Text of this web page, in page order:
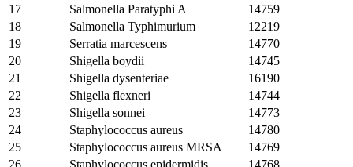
17
Salmonella Paratyphi A
14759
18
Salmonella Typhimurium
12219
19
Serratia marcescens
14770
20
Shigella boydii
14745
21
Shigella dysenteriae
16190
22
Shigella flexneri
14744
23
Shigella sonnei
14773
24
Staphylococcus aureus
14780
25
Staphylococcus aureus MRSA
14769